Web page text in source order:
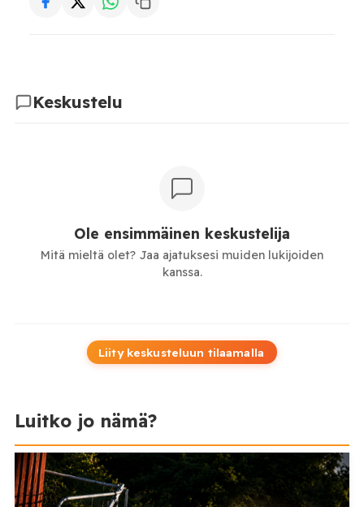
Keskustelu
Ole ensimmäinen keskustelija
Mitä mieltä olet? Jaa ajatuksesi muiden lukijoiden
kanssa.
Liity keskusteluun tilaamalla
Luitko jo nämä?